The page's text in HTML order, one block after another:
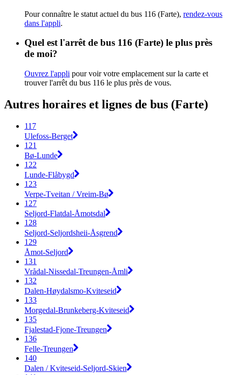
Pour connaître le statut actuel du bus 116 (Farte), rendez-vous
dans l'appli.
Quel est l'arrêt de bus 116 (Farte) le plus près
de moi?
Ouvrez l'appli pour voir votre emplacement sur la carte et
trouver l'arrêt du bus 116 le plus près de vous.
Autres horaires et lignes de bus (Farte)
117
Ulefoss-Berget
121
Bø-Lunde
122
Lunde-Flåbygd
123
Verpe-Tveitan / Vreim-Bø
127
Seljord-Flatdal-Åmotsdal
128
Seljord-Seljordsheii-Åsgrend
129
Åmot-Seljord
131
Vrådal-Nissedal-Treungen-Åmli
132
Dalen-Høydalsmo-Kviteseid
133
Morgedal-Brunkeberg-Kviteseid
135
Fjalestad-Fjone-Treungen
136
Felle-Treungen
140
Dalen / Kviteseid-Seljord-Skien